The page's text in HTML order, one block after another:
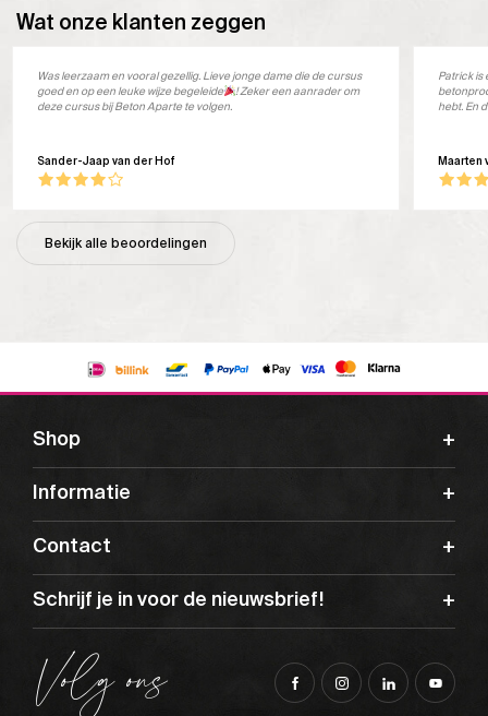
Wat onze klanten zeggen
Sander-Jaap van der Hof
Was leerzaam en vooral gezellig. Lieve jonge dame die de cursus
goed en op een leuke wijze begeleide
! Zeker een aanrader om
deze cursus bij Beton Aparte te volgen.
Maarten
Patrick is
hebt. En
Bekijk alle beoordelingen
Shop
Informatie
Contact
Schrijf je in voor de nieuwsbrief!
Volg ons